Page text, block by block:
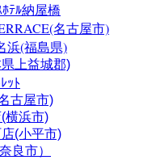
ﾃﾙ納屋橋
名古屋市)
浜(福島県)
上益城郡)
ｯﾄ
古屋市)
横浜市)
(小平市)
良市）